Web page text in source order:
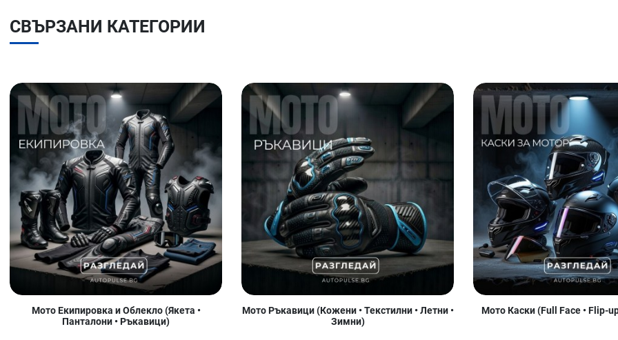
СВЪРЗАНИ КАТЕГОРИИ
Мото Екипировка и Облекло (Якета •
Панталони • Ръкавици)
Мото Ръкавици (Кожени • Текстилни • Летни •
Зимни)
Мото Каски (Full Face • Flip-